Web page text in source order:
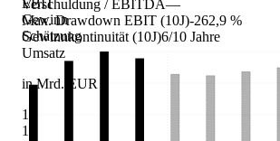
Verschuldung / EBITDA—
Max. Drawdown EBIT (10J)-262,9 %
Gewinnkontinuität (10J)6/10 Jahre
Umsatz
in Mrd. EUR
16
14
Gewinn
Schätzung